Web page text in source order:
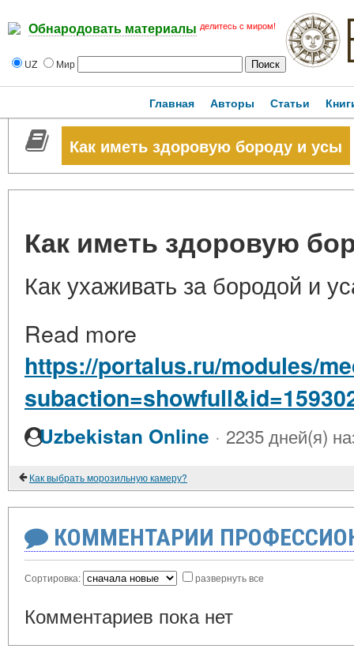
Обнародовать материалы делитесь с миром!
UZ Мир
Главная Авторы Статьи
Как иметь здоровую бороду и усы
Как иметь здоровую
Как ухаживать за бородой и
Read more
https://portalus.ru/modules/
Uzbekistan Online · 2235 дней(я)
Как выбрать морозильную камеру?
КОММЕНТАРИИ
Сортировка: развернуть все
Комментариев пока нет